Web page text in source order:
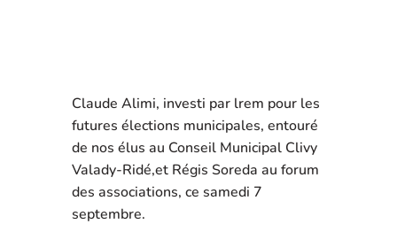
Claude Alimi, investi par lrem pour les
futures élections municipales, entouré
de nos élus au Conseil Municipal Clivy
Valady-Ridé,et Régis Soreda au forum
des associations, ce samedi 7
septembre.